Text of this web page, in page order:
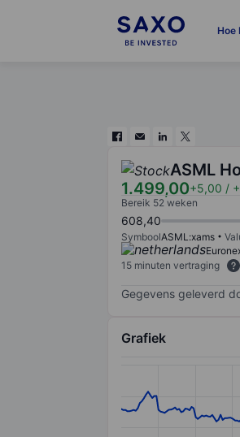
Hoe
ASML
1.499,00+5,00 /
Bereik 52 weken
608,40
SymboolASML:xams
15 minuten vertraging
Gegevens geleverd
Grafiek
Line chart with
The chart has 1 X